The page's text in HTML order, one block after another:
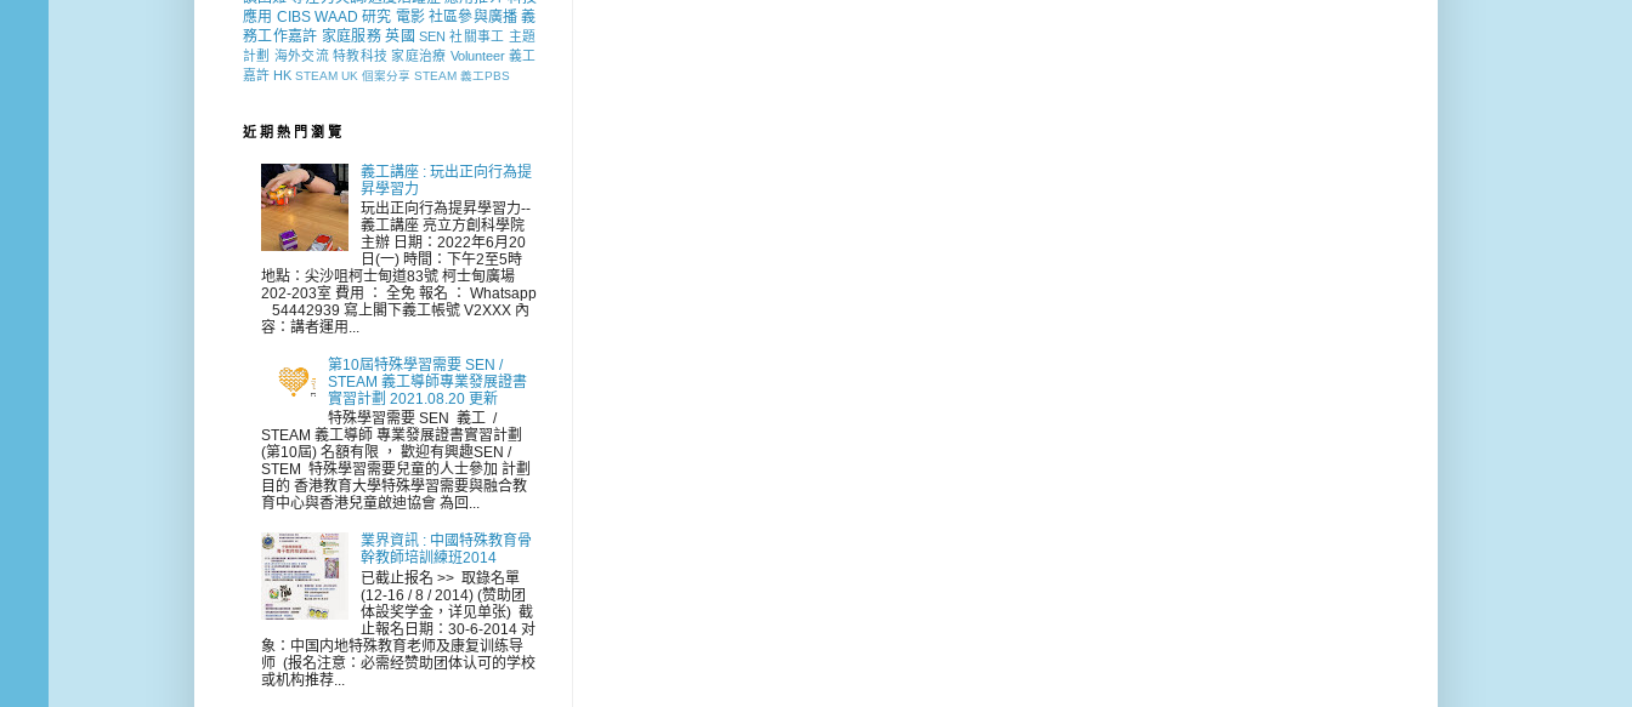
應用 CIBS WAAD 研究 電影 社區參與廣播 義
務工作嘉許 家庭服務 英國 SEN 社關事工 主題
計劃 海外交流 特教科技 家庭治療 Volunteer 義工
嘉許 HK STEAM UK 個案分享 STEAM 義工PBS
近 期 熱 門 瀏 覽
義工講座 : 玩出正向行為提
昇學習力
玩出正向行為提昇學習力--
義工講座 亮立方創科學院
主辦 日期：2022年6月20
日(一) 時間：下午2至5時
地點：尖沙咀柯士甸道83號 柯士甸廣場
202-203室 費用 ： 全免 報名 ： Whatsapp
54442939 寫上閣下義工帳號 V2XXX 內
容：講者運用...
第10屆特殊學習需要 SEN /
STEAM 義工導師專業發展證書
實習計劃 2021.08.20 更新
特殊學習需要 SEN 義工 /
STEAM 義工導師 專業發展證書實習計劃
(第10屆) 名額有限 ， 歡迎有興趣SEN /
STEM 特殊學習需要兒童的人士參加 計劃
目的 香港教育大學特殊學習需要與融合教
育中心與香港兒童啟迪協會 為回...
業界資訊 : 中國特殊教育骨
幹教師培訓練班2014
已截止报名 >> 取錄名單
(12-16 / 8 / 2014) (赞助团
体設奖学金，详见单张) 截
止報名日期：30-6-2014 对
象：中国内地特殊教育老师及康复训练导
师 (报名注意：必需经赞助团体认可的学校
或机构推荐...